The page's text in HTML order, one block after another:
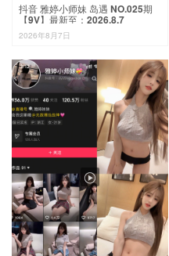
抖音 雅婷小师妹 岛遇 NO.025期
【9V】最新至：2026.8.7
2026年8月7日
